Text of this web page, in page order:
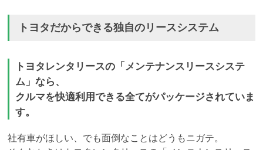
トヨタだからできる独自のリースシステム
トヨタレンタリースの「メンテナンスリースシステ
ム」なら、
クルマを快適利用できる全てがパッケージされていま
す。
社有車がほしい、でも面倒なことはどうもニガテ。